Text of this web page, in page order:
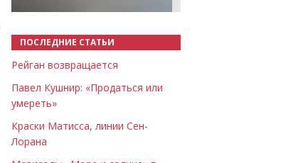
ПОСЛЕДНИЕ СТАТЬИ
Рейган возвращается
Павел Кушнир: «Продаться или
умереть»
Краски Матисса, линии Сен-
Лорана